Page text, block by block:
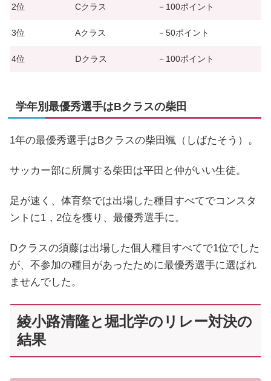
2位 Cクラス －100ポイント
3位 Aクラス －50ポイント
4位 Ⅾクラス －100ポイント
学年別最優秀選手はBクラスの柴田
1年の最優秀選手はBクラスの柴田颯（しばたそう）。
サッカー部に所属する柴田は平田と仲がいい生徒。
足が速く、体育祭では出場した種目すべてでコンスタ
ントに1，2位を獲り、最優秀選手に。
Ⅾクラスの須藤は出場した個人種目すべてで1位でした
が、不参加の種目があったために最優秀選手に選ばれ
ませんでした。
綾小路清隆と堀北学のリレー対決の
結果